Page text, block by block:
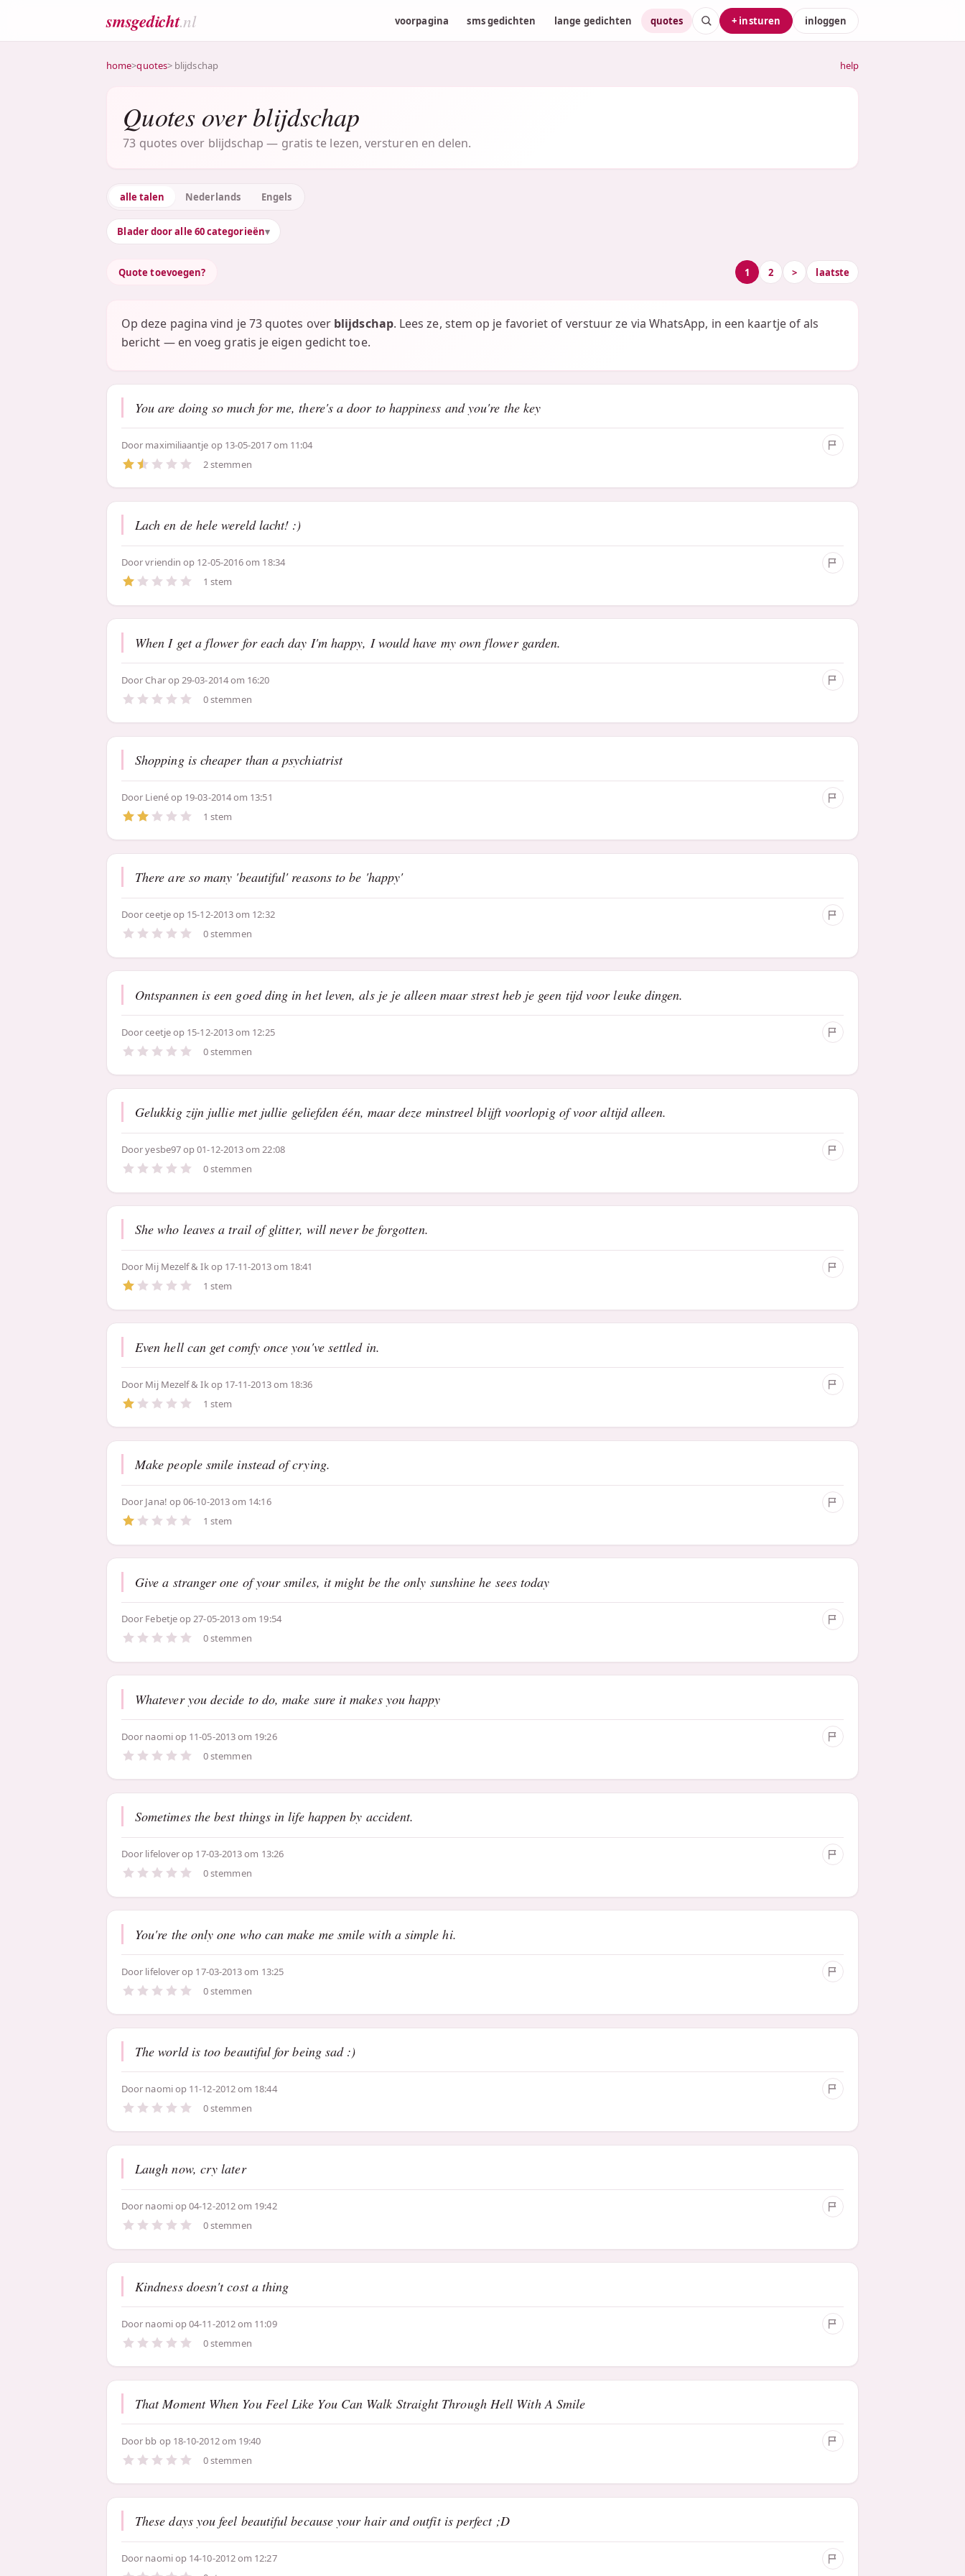
smsgedicht.nl voorpagina sms gedichten lange gedichten quotes + insturen inloggen
home>quotes> blijdschap help
Quotes over blijdschap
73 quotes over blijdschap — gratis te lezen, versturen en delen.
alle talen Nederlands Engels
Blader door alle 60 categorieën
Quote toevoegen? 1 2 > laatste
Op deze pagina vind je 73 quotes over blijdschap. Lees ze, stem op je favoriet of verstuur ze via WhatsApp, in een kaartje of als
bericht — en voeg gratis je eigen gedicht toe.
You are doing so much for me, there's a door to happiness and you're the key
Door maximiliaantje op 13-05-2017 om 11:04
2 stemmen
Lach en de hele wereld lacht! :)
Doorvriendin op 12-05-2016 om 18:34
1 stem
When I get a flower for each day I'm happy, I would have my own flower garden.
DoorCharop 29-03-2014 om 16:20
0 stemmen
Shopping is cheaper than a psychiatrist
Door Lienéop 19-03-2014 om 13:51
1 stem
There are so many 'beautiful' reasons to be 'happy'
Doorceetjeop 15-12-2013 om 12:32
0 stemmen
Ontspannen is een goed ding in het leven, als je je alleen maar strest heb je geen tijd voor leuke dingen.
Doorceetjeop 15-12-2013 om 12:25
0 stemmen
Gelukkig zijn jullie met jullie geliefden één, maar deze minstreel blijft voorlopig of voor altijd alleen.
Dooryesbe97op 01-12-2013 om 22:08
0 stemmen
She who leaves a trail of glitter, will never be forgotten.
Door Mij Mezelf & Ikop 17-11-2013 om 18:41
1 stem
Even hell can get comfy once you've settled in.
Door Mij Mezelf & Ikop 17-11-2013 om 18:36
1 stem
Make people smile instead of crying.
Door Jana! op 06-10-2013 om 14:16
1 stem
Give a stranger one of your smiles, it might be the only sunshine he sees today
Door Febetjeop 27-05-2013 om 19:54
0 stemmen
Whatever you decide to do, make sure it makes you happy
Door naomiop 11-05-2013 om 19:26
0 stemmen
Sometimes the best things in life happen by accident.
Door lifeloverop 17-03-2013 om 13:26
0 stemmen
You're the only one who can make me smile with a simple hi.
Door lifeloverop 17-03-2013 om 13:25
0 stemmen
The world is too beautiful for being sad :)
Door naomiop 11-12-2012 om 18:44
0 stemmen
Laugh now, cry later
Door naomiop 04-12-2012 om 19:42
0 stemmen
Kindness doesn't cost a thing
Door naomiop 04-11-2012 om 11:09
0 stemmen
That Moment When You Feel Like You Can Walk Straight Through Hell With A Smile
Door bb op 18-10-2012 om 19:40
0 stemmen
These days you feel beautiful because your hair and outfit is perfect ;D
Door naomiop 14-10-2012 om 12:27